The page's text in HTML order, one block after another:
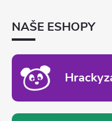
NAŠE ESHOPY